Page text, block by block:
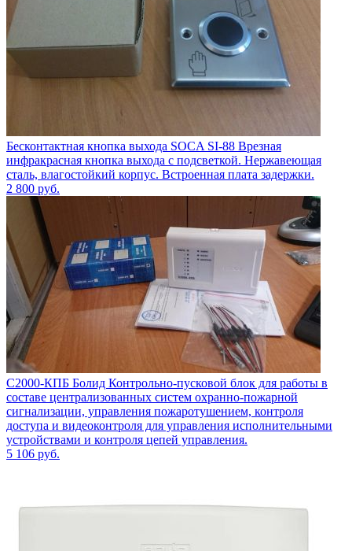
Бесконтактная кнопка выхода SOCA SI-88 Врезная
инфракрасная кнопка выхода с подсветкой. Нержавеющая
сталь, влагостойкий корпус. Встроенная плата задержки.
2 800 руб.
С2000-КПБ Болид Контрольно-пусковой блок для работы в
составе централизованных систем охранно-пожарной
сигнализации, управления пожаротушением, контроля
доступа и видеоконтроля для управления исполнительными
устройствами и контроля цепей управления.
5 106 руб.